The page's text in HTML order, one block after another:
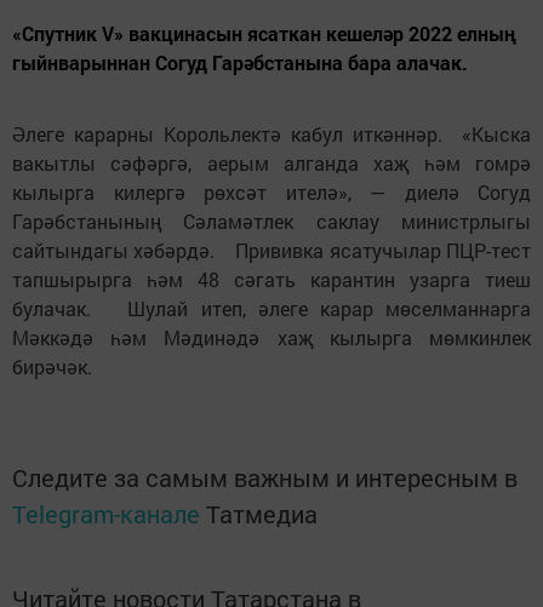
«Спутник V» вакцинасын ясаткан кешеләр 2022 елның
гыйнварыннан Согуд Гарәбстанына бара алачак.
Әлеге карарны Корольлектә кабул иткәннәр. «Кыска
вакытлы сәфәргә, аерым алганда хаҗ һәм гомрә
кылырга килергә рөхсәт ителә», — диелә Согуд
Гарәбстанының Сәламәтлек саклау министрлыгы
сайтындагы хәбәрдә. Прививка ясатучылар ПЦР-тест
тапшырырга һәм 48 сәгать карантин узарга тиеш
булачак. Шулай итеп, әлеге карар мөселманнарга
Мәккәдә һәм Мәдинәдә хаҗ кылырга мөмкинлек
бирәчәк.
Следите за самым важным и интересным в
Telegram-канале Татмедиа
Читайте новости Татарстана в